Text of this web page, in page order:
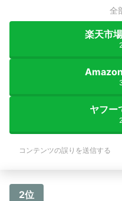
全
楽天市
ヤフー
コンテンツの誤りを送信する
2位